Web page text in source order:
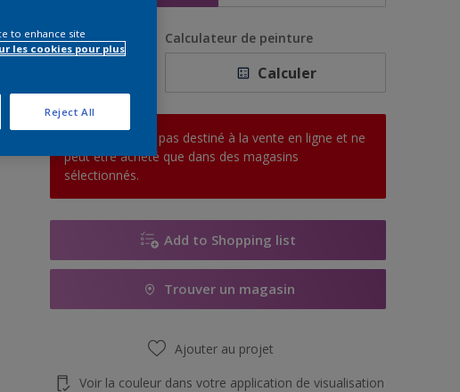
Quantité Calculateur de peinture
Calculer
Ce produit n'est pas destiné à la vente en ligne et ne
peut être acheté que dans des magasins
sélectionnés.
Add to Shopping list
Trouver un magasin
Ajouter au projet
Voir la couleur dans votre application de visualisation
to enhance site
les cookies pour plus
Reject All